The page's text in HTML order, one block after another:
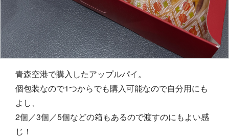
青森空港で購入したアップルパイ。
個包装なので1つからでも購入可能なので自分用にも
よし、
2個／3個／5個などの箱もあるので渡すのにもよい感
じ！